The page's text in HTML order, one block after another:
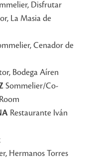
Disfrutar
La Masia de
Cenador de
Bodega Aíren
Sommelier/Co-
Restaurante Iván
Hermanos Torres